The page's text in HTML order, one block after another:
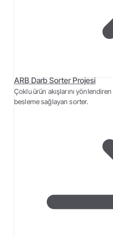
ARB Darb Sorter Projesi
Çoklu ürün akışlarını
besleme sağlayan sorter.